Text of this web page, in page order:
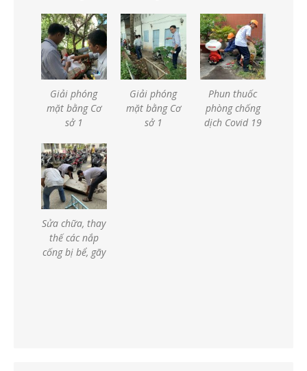
Giải phóng
mặt bằng Cơ
sở 1
Giải phóng
mặt bằng Cơ
sở 1
Phun thuốc
phòng chống
dịch Covid 19
Sửa chữa, thay
thế các nắp
cống bị bể, gãy